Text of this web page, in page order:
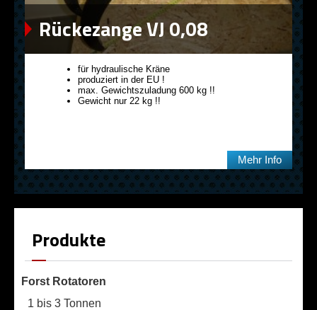
Rückezange VJ 0,08
für hydraulische Kräne
produziert in der EU !
max. Gewichtszuladung 600 kg !!
Gewicht nur 22 kg !!
Mehr Info
Produkte
Forst Rotatoren
1 bis 3 Tonnen